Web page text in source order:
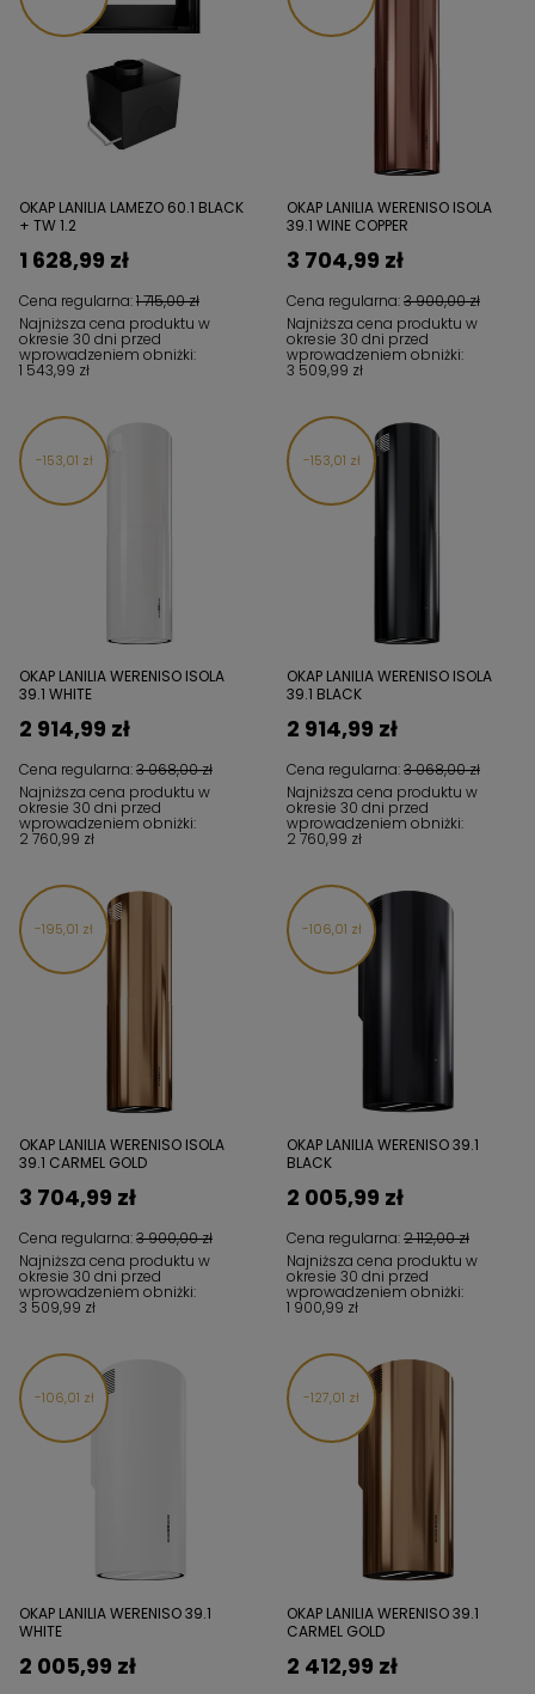
OKAP LANILIA LAMEZO 60.1 BLACK
+ TW 1.2
Cena regularna:1 715,00 zł
1 628,99 zł
Najniższa cena produktu w
okresie 30 dni przed
wprowadzeniem obniżki:
1 543,99 zł
OKAP LANILIA WERENISO ISOLA
39.1 WINE COPPER
Cena regularna:3 900,00 zł
3 704,99 zł
Najniższa cena produktu w
okresie 30 dni przed
wprowadzeniem obniżki:
3 509,99 zł
153,01 zł
OKAP LANILIA WERENISO ISOLA
39.1 WHITE
Cena regularna:3 068,00 zł
2 914,99 zł
Najniższa cena produktu w
okresie 30 dni przed
wprowadzeniem obniżki:
2 760,99 zł
153,01 zł
OKAP LANILIA WERENISO ISOLA
39.1 BLACK
Cena regularna:3 068,00 zł
2 914,99 zł
Najniższa cena produktu w
okresie 30 dni przed
wprowadzeniem obniżki:
2 760,99 zł
195,01 zł
OKAP LANILIA WERENISO ISOLA
39.1 CARMEL GOLD
Cena regularna:3 900,00 zł
3 704,99 zł
Najniższa cena produktu w
okresie 30 dni przed
wprowadzeniem obniżki:
3 509,99 zł
106,01 zł
OKAP LANILIA WERENISO 39.1
BLACK
Cena regularna:2 112,00 zł
2 005,99 zł
Najniższa cena produktu w
okresie 30 dni przed
wprowadzeniem obniżki:
1 900,99 zł
106,01 zł
OKAP LANILIA WERENISO 39.1
WHITE
2 005,99 zł
127,01 zł
OKAP LANILIA WERENISO 39.1
CARMEL GOLD
2 412,99 zł